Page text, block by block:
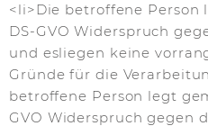
<li>Die betroffene Person
DS-GVO Widerspruch
und esliegen keine
Gründe für die
betroffene Person legt
GVO Widerspruch gegen